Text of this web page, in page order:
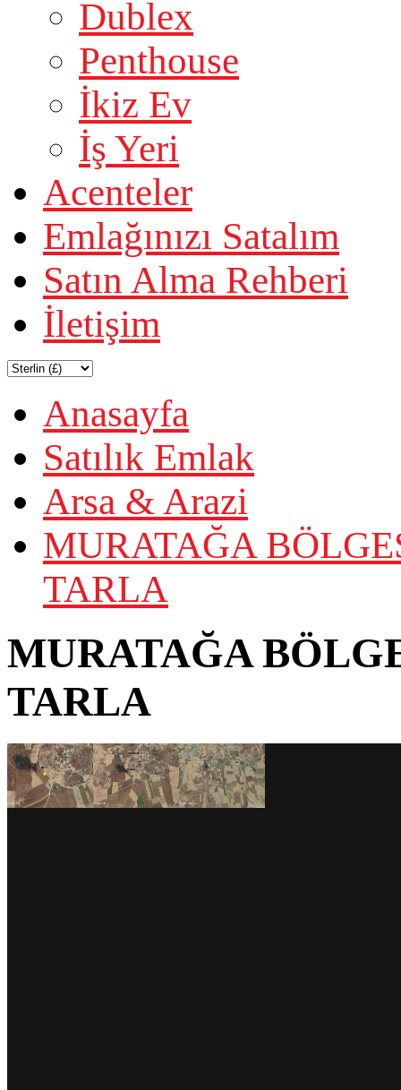
Dublex
Penthouse
İkiz Ev
İş Yeri
Acenteler
Emlağınızı Satalım
Satın Alma Rehberi
İletişim
Anasayfa
Satılık Emlak
Arsa & Arazi
MURATAĞA
TARLA
MURATAĞA
TARLA